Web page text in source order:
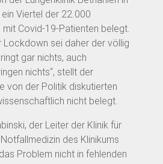
Viertel der 22.000
Covid-19-Patienten belegt.
Lockdown sei daher der völlig
gar nichts, auch
nichts“, stellt der
von der Politik diskutierten
nicht belegt.
der Leiter der Klinik für
des Klinikums
Problem nicht in fehlenden